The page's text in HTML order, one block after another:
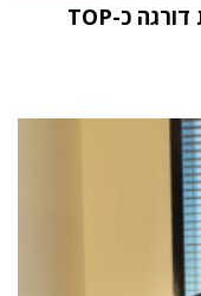
מחקר STKI השנתי: וואן טכנולוגיות דורגה כ-TOP